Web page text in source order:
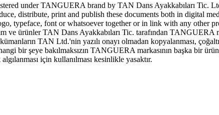
under TANGUERA brand by TAN Dans Ayakkabıları Tic.
distribute, print and publish these documents both in digital
typeface, font or whatsoever together or in link with any other
ve ürünler TAN Dans Ayakkabıları Tic. tarafından
TAN Ltd.'nin yazılı onayı olmadan kopyalanması,
bir şeye bakılmaksızın TANGUERA markasının başka bir
için kullanılması kesinlikle yasaktır.